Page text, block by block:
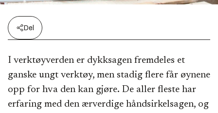
Del
I verktøyverden er dykksagen fremdeles et
ganske ungt verktøy, men stadig flere får øynene
opp for hva den kan gjøre. De aller fleste har
erfaring med den ærverdige håndsirkelsagen, og